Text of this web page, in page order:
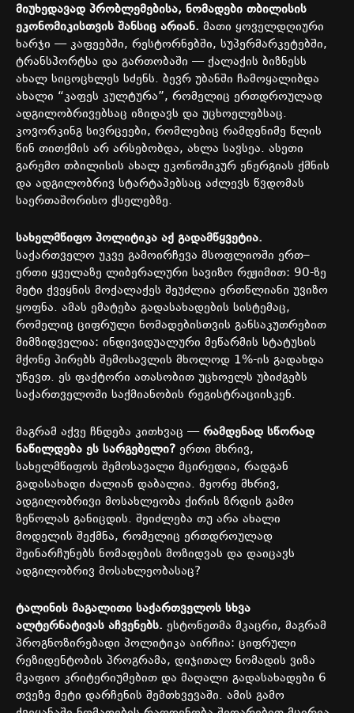
მიუხედავად პრობლემებისა, ნომადები თბილისის
ეკონომიკისთვის შანსიც არიან. მათი ყოველდღიური
ხარჯი —კაფეებში, რესტორნებში, სუპერმარკეტებში,
ტრანსპორტსა და გართობაში —ქალაქის ბიზნესს
ახალ სიცოცხლეს სძენს. ბევრ უბანში ჩამოყალიბდა
ახალი “კაფეს კულტურა”, რომელიც ერთდროულად
ადგილობრივებსაც იზიდავს და უცხოელებსაც.
კოვორკინგ სივრცეები, რომლებიც რამდენიმე წლის
წინ თითქმის არ არსებობდა, ახლა სავსეა. ასეთი
გარემო თბილისის ახალ ეკონომიკურ ენერგიას ქმნის
და ადგილობრივ სტარტაპებსაც აძლევს წვდომას
საერთაშორისო ქსელებზე.
სახელმწიფო პოლიტიკა აქ გადამწყვეტია.
საქართველო უკვე გამოირჩევა მსოფლიოში ერთ–
ერთი ყველაზე ლიბერალური სავიზო რეჟიმით: 90-ზე
მეტი ქვეყნის მოქალაქეს შეუძლია ერთწლიანი უვიზო
ყოფნა. ამას ემატება გადასახადების სისტემაც,
რომელიც ციფრული ნომადებისთვის განსაკუთრებით
მიმზიდველია: ინდივიდუალური მეწარმის სტატუსის
მქონე პირებს შემოსავლის მხოლოდ 1%-ის გადახდა
უწევთ. ეს ფაქტორი ათასობით უცხოელს უბიძგებს
საქართველოში საქმიანობის რეგისტრაციისკენ.
მაგრამ აქვე ჩნდება კითხვაც —რამდენად სწორად
ნაწილდება ეს სარგებელი? ერთი მხრივ,
სახელმწიფოს შემოსავალი მცირედია, რადგან
გადასახადი ძალიან დაბალია. მეორე მხრივ,
ადგილობრივი მოსახლეობა ქირის ზრდის გამო
ზეწოლას განიცდის. შეიძლება თუ არა ახალი
მოდელის შექმნა, რომელიც ერთდროულად
შეინარჩუნებს ნომადების მოზიდვას და დაიცავს
ადგილობრივ მოსახლეობასაც?
ტალინის მაგალითი საქართველოს სხვა
ალტერნატივას აჩვენებს. ესტონეთმა მკაცრი, მაგრამ
პროგნოზირებადი პოლიტიკა აირჩია: ციფრული
რეზიდენტობის პროგრამა, დიჯითალ ნომადის ვიზა
მკაფიო კრიტერიუმებით და მაღალი გადასახადები 6
თვეზე მეტი დარჩენის შემთხვევაში. ამის გამო